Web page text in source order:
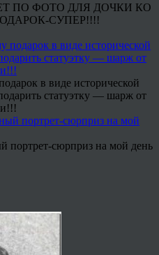
ПО ФОТО ДЛЯ ДОЧКИ КО
СУПЕР!!!!
в виде исторической
статуэтку — шарж от
портрет-сюрприз на мой день